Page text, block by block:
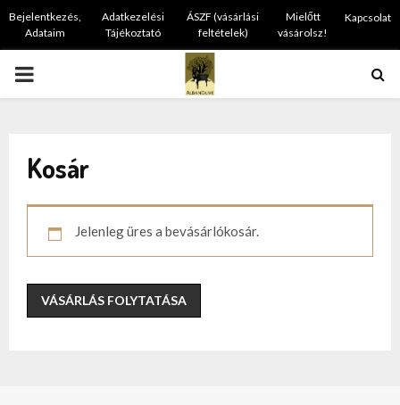
Bejelentkezés,
Adataim
Adatkezelési
Tájékoztató
ÁSZF (vásárlási
feltételek)
Mielőtt
vásárolsz!
Kapcsolat
PRIMARY
Kosár
Jelenleg üres a bevásárlókosár.
VÁSÁRLÁS FOLYTATÁSA